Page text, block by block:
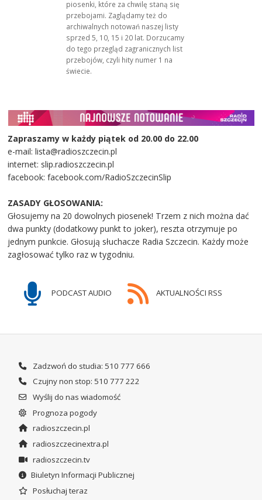
piosenki, które za chwilę staną się
przebojami. Zaglądamy też do
archiwalnych notowań naszej listy
sprzed 5, 10, 15 i 20 lat. Dorzucamy
do tego przegląd zagranicznych list
przebojów, czyli hity numer 1 na
świecie.
Zapraszamy w każdy piątek od 20.00 do 22.00
e-mail: lista@radioszczecin.pl
internet: slip.radioszczecin.pl
facebook: facebook.com/RadioSzczecinSlip
ZASADY GŁOSOWANIA:
Głosujemy na 20 dowolnych piosenek! Trzem z nich można dać
dwa punkty (dodatkowy punkt to joker), reszta otrzymuje po
jednym punkcie. Głosują słuchacze Radia Szczecin. Każdy może
zagłosować tylko raz w tygodniu.
PODCAST AUDIO AKTUALNOŚCI RSS
Zadzwoń do studia: 510 777 666
Czujny non stop: 510 777 222
Wyślij do nas wiadomość
Prognoza pogody
radioszczecin.pl
radioszczecinextra.pl
radioszczecin.tv
Biuletyn Informacji Publicznej
Posłuchaj teraz